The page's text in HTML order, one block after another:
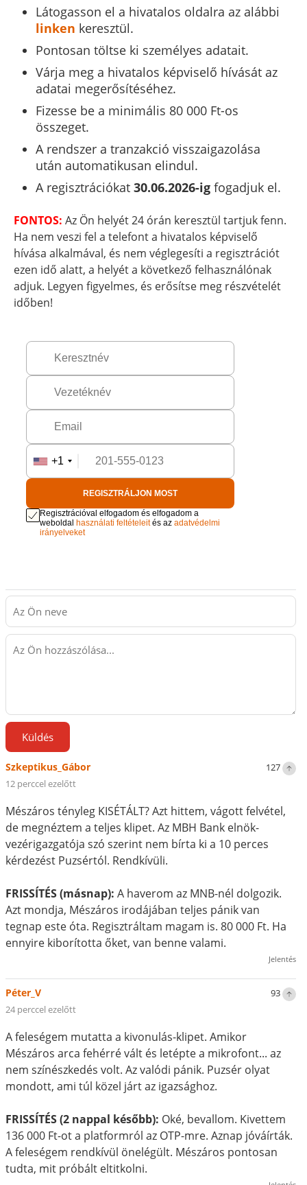
Látogasson el a hivatalos oldalra az alábbi
linken keresztül.
Pontosan töltse ki személyes adatait.
Várja meg a hivatalos képviselő hívását az
adatai megerősítéséhez.
Fizesse be a minimális 80 000 Ft-os
összeget.
A rendszer a tranzakció visszaigazolása
után automatikusan elindul.
A regisztrációkat30.06.2026-igfogadjuk el.
FONTOS: Az Ön helyét 24 órán keresztül tartjuk fenn.
Ha nem veszi fel a telefont a hivatalos képviselő
hívása alkalmával, és nem véglegesíti a regisztrációt
ezen idő alatt, a helyét a következő felhasználónak
adjuk. Legyen figyelmes, és erősítse meg részvételét
időben!
+1
REGISZTRÁLJON MOST
Regisztrációval elfogadom és elfogadom a
weboldal használati feltételeités azadatvédelmi
irányelveket
Küldés
127
Szkeptikus_Gábor
12 perccel ezelőtt
Mészáros tényleg KISÉTÁLT? Azt hittem, vágott felvétel,
de megnéztem a teljes klipet. Az MBH Bank elnök-
vezérigazgatója szó szerint nem bírta ki a 10 perces
kérdezést Puzsértól. Rendkívüli.
FRISSÍTÉS (másnap): A haverom az MNB-nél dolgozik.
Azt mondja, Mészáros irodájában teljes pánik van
tegnap este óta. Regisztráltam magam is. 80 000 Ft. Ha
ennyire kiborította őket, van benne valami.
Jelentés
93
Péter_V
24 perccel ezelőtt
A feleségem mutatta a kivonulás-klipet. Amikor
Mészáros arca fehérré vált és letépte a mikrofont... az
nem színészkedés volt. Az valódi pánik. Puzsér olyat
mondott, ami túl közel járt az igazsághoz.
FRISSÍTÉS (2 nappal később): Oké, bevallom. Kivettem
136 000 Ft-ot a platformról az OTP-mre. Aznap jóváírták.
A feleségem rendkívül önelégült. Mészáros pontosan
tudta, mit próbált eltitkolni.